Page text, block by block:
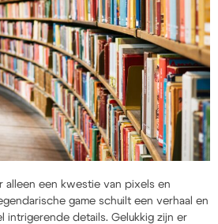
alleen een kwestie van pixels en
game schuilt een verhaal en
intrigerende details. Gelukkig zijn er